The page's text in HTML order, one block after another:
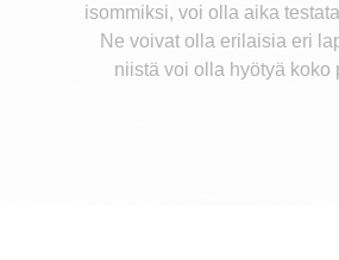
isommiksi, voi olla aika
Ne voivat olla erilaisia ​​eri
niistä voi olla hyötyä koko